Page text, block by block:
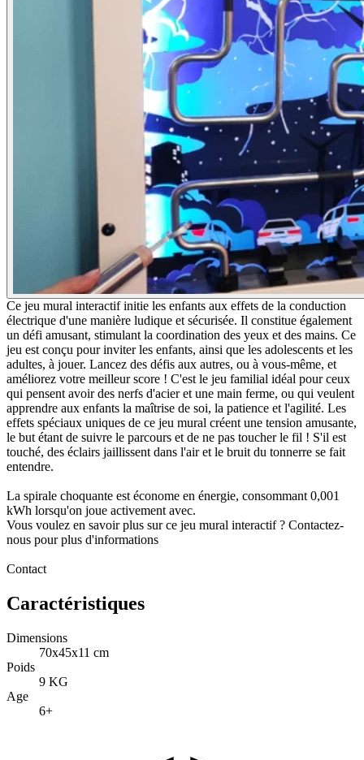
Ce jeu mural interactif initie les enfants aux effets de la conduction
électrique d'une manière ludique et sécurisée. Il constitue également
un défi amusant, stimulant la coordination des yeux et des mains. Ce
jeu est conçu pour inviter les enfants, ainsi que les adolescents et les
adultes, à jouer. Lancez des défis aux autres, ou à vous-même, et
améliorez votre meilleur score ! C'est le jeu familial idéal pour ceux
qui pensent avoir des nerfs d'acier et une main ferme, ou qui veulent
apprendre aux enfants la maîtrise de soi, la patience et l'agilité. Les
effets spéciaux uniques de ce jeu mural créent une tension amusante,
le but étant de suivre le parcours et de ne pas toucher le fil ! S'il est
touché, des éclairs jaillissent dans l'air et le bruit du tonnerre se fait
entendre.
La spirale choquante est économe en énergie, consommant 0,001
kWh lorsqu'on joue activement avec.
Vous voulez en savoir plus sur ce jeu mural interactif ? Contactez-
nous pour plus d'informations
Contact
Caractéristiques
Dimensions
70x45x11 cm
Poids
9 KG
Age
6+